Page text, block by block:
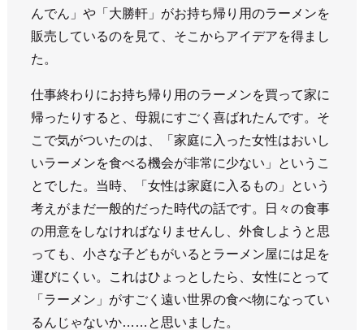
んでん」や「大勝軒」がお持ち帰り用のラーメンを
販売しているのを見て、そこからアイデアを得まし
た。
仕事終わりにお持ち帰り用のラーメンを買って家に
帰ったりすると、母親にすごく喜ばれたんです。そ
こで気がついたのは、「家庭に入った女性はおいし
いラーメンを食べる機会が非常に少ない」というこ
とでした。当時、「女性は家庭に入るもの」という
考えがまだ一般的だった時代の話です。日々の食事
の用意をしなければなりませんし、外食しようと思
っても、小さな子どもがいるとラーメン屋には足を
運びにくい。これはひょっとしたら、女性にとって
「ラーメン」がすごく遠い世界の食べ物になってい
るんじゃないか……と思いました。